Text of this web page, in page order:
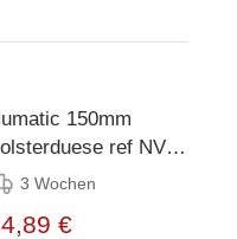
150mm
ref NVA-
3 Wochen
€